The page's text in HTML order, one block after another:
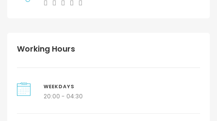
Working Hours
WEEKDAYS
20:00 - 04:30